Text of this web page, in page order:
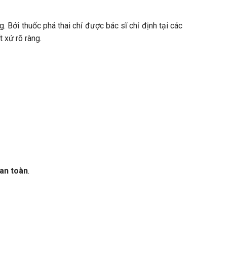
Bởi thuốc phá thai chỉ được bác sĩ chỉ định tại các
xứ rõ ràng.
toàn.